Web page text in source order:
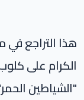
هذا التراجع في
الكرام على
"الشياطين